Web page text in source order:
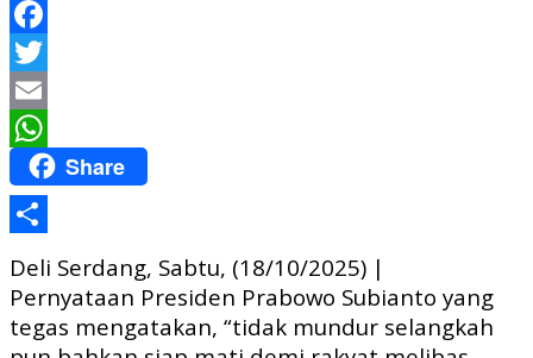
Facebook
Twitter
Email
WhatsApp
Share
Deli Serdang, Sabtu, (18/10/2025) |
Pernyataan Presiden Prabowo Subianto yang
tegas mengatakan, “tidak mundur selangkah